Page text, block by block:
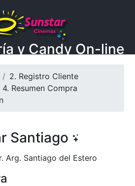
y Candy On-line
2. Registro Cliente
4. Resumen Compra
Santiago
Arg. Santiago del Estero